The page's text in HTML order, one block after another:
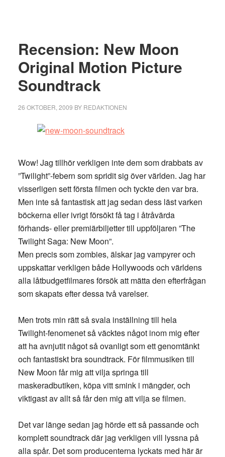
Recension: New Moon
Original Motion Picture
Soundtrack
26 OKTOBER, 2009 BY REDAKTIONEN
Wow! Jag tillhör verkligen inte dem som drabbats av
”Twilight”-febern som spridit sig över världen. Jag har
visserligen sett första filmen och tyckte den var bra.
Men inte så fantastisk att jag sedan dess läst varken
böckerna eller ivrigt försökt få tag i åtråvärda
förhands- eller premiärbiljetter till uppföljaren ”The
Twilight Saga: New Moon”.
Men precis som zombies, älskar jag vampyrer och
uppskattar verkligen både Hollywoods och världens
alla låtbudgetfilmares försök att mätta den efterfrågan
som skapats efter dessa två varelser.
Men trots min rätt så svala inställning till hela
Twilight-fenomenet så väcktes något inom mig efter
att ha avnjutit något så ovanligt som ett genomtänkt
och fantastiskt bra soundtrack. För filmmusiken till
New Moon får mig att vilja springa till
maskeradbutiken, köpa vitt smink i mängder, och
viktigast av allt så får den mig att vilja se filmen.
Det var länge sedan jag hörde ett så passande och
komplett soundtrack där jag verkligen vill lyssna på
alla spår. Det som producenterna lyckats med här är